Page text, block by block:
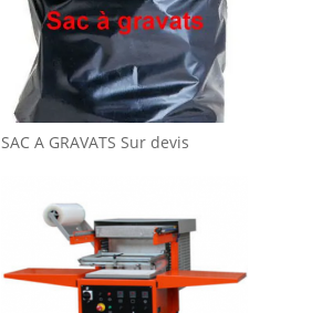
SAC A GRAVATS Sur devis